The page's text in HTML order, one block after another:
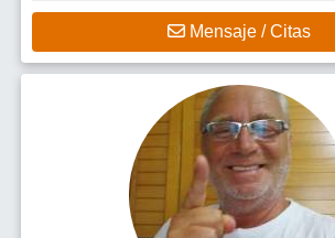
Mensaje / Citas